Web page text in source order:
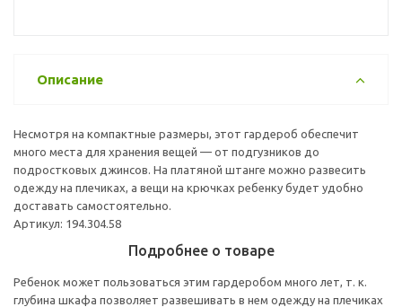
Описание
Несмотря на компактные размеры, этот гардероб обеспечит
много места для хранения вещей — от подгузников до
подростковых джинсов. На платяной штанге можно развесить
одежду на плечиках, а вещи на крючках ребенку будет удобно
доставать самостоятельно.
Артикул: 194.304.58
Подробнее о товаре
Ребенок может пользоваться этим гардеробом много лет, т. к.
глубина шкафа позволяет развешивать в нем одежду на плечиках